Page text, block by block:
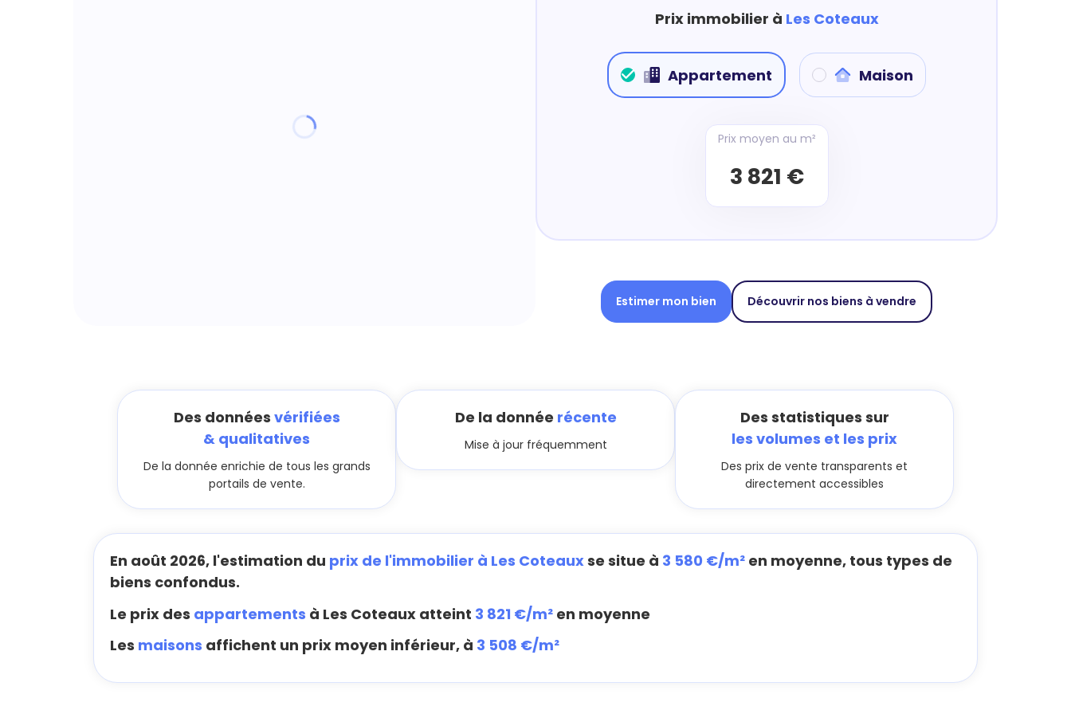
Prix immobilier à Les Coteaux
Appartement Maison
Prix moyen au m²
3 821 €
Estimer mon bien Découvrir nos biens à vendre
Des données vérifiées
& qualitatives
De la donnée enrichie de tous les grands
portails de vente.
De la donnée récente
Mise à jour fréquemment
Des statistiques sur
les volumes et les prix
Des prix de vente transparents et
directement accessibles
En août 2026, l'estimation du prix de l'immobilier à Les Coteauxse situe à 3 580 €/m² en moyenne, tous types de
biens confondus.
Le prix des appartements à Les Coteaux atteint 3 821 €/m² en moyenne
Les maisons affichent un prix moyen inférieur, à 3 508 €/m²